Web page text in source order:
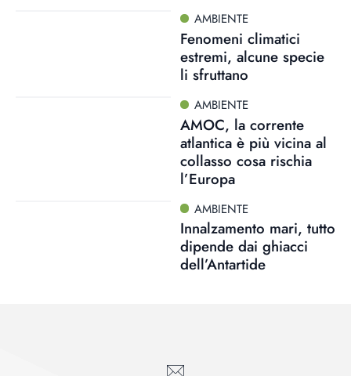
AMBIENTE
Fenomeni climatici
estremi, alcune specie
li sfruttano
AMBIENTE
AMOC, la corrente
atlantica è più vicina al
collasso cosa rischia
l’Europa
AMBIENTE
Innalzamento mari, tutto
dipende dai ghiacci
dell’Antartide